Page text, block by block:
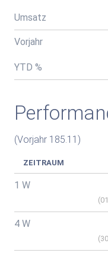
Umsatz
Vorjahr
YTD %
(Vorjahr 185.11)
ZEITRAUM
1 W
(
4 W
(